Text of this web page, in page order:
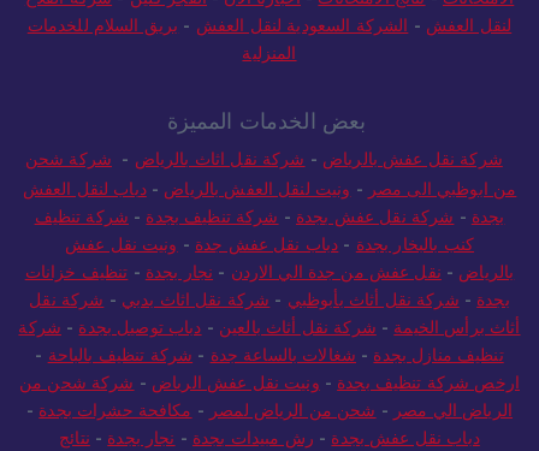
لنقل العفش - الشركة السعودية لنقل العفش - بريق السلام للخدمات
المنزلية
بعض الخدمات المميزة
شركة نقل عفش بالرياض - شركة نقل اثاث بالرياض - شركة شحن
من ابوظبي الى مصر - ونيت لنقل العفش بالرياض -دباب لنقل العفش
بجدة - شركة نقل عفش بجدة - شركة تنظيف بجدة - شركة تنظيف
كنب بالبخار بجدة - دباب نقل عفش جدة - ونيت نقل عفش
بالرياض - نقل عفش من جدة الي الاردن - نجار بجدة - تنظيف خزانات
بجدة - شركة نقل أثاث بأبوظبي - شركة نقل اثاث بدبي - شركة نقل
أثاث برأس الخيمة - شركة نقل أثاث بالعين - دباب توصيل بجدة - شركة
تنظيف منازل بجدة - شغالات بالساعة جدة - شركة تنظيف بالباحة -
ارخص شركة تنظيف بجدة - ونيت نقل عفش الرياض - شركة شحن من
الرياض الي مصر - شحن من الرياض لمصر - مكافحة حشرات بجدة -
دباب نقل عفش بجدة - رش مبيدات بجدة - نجار بجدة - نتائج